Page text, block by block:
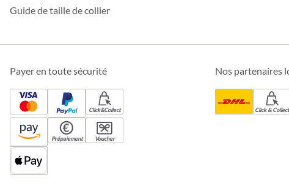
Guide de taille de collier
Payer en toute sécurité
Click&Collect
Prépaiement Voucher
Nos partenaires
Click & Collect